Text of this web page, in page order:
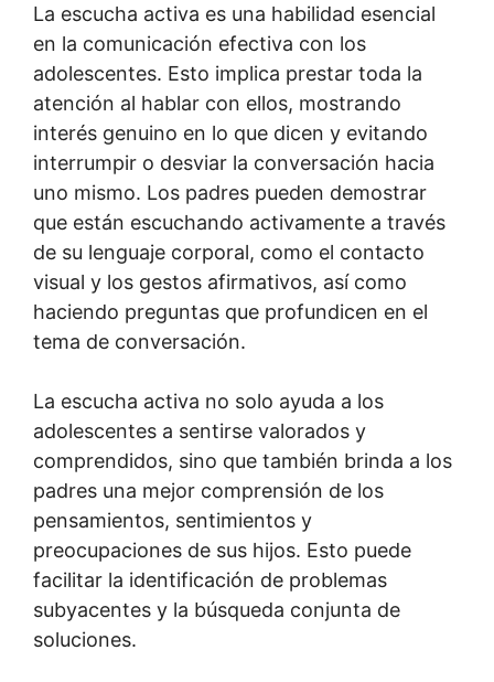
La escucha activa es una habilidad esencial
en la comunicación efectiva con los
adolescentes. Esto implica prestar toda la
atención al hablar con ellos, mostrando
interés genuino en lo que dicen y evitando
interrumpir o desviar la conversación hacia
uno mismo. Los padres pueden demostrar
que están escuchando activamente a través
de su lenguaje corporal, como el contacto
visual y los gestos afirmativos, así como
haciendo preguntas que profundicen en el
tema de conversación.
La escucha activa no solo ayuda a los
adolescentes a sentirse valorados y
comprendidos, sino que también brinda a los
padres una mejor comprensión de los
pensamientos, sentimientos y
preocupaciones de sus hijos. Esto puede
facilitar la identificación de problemas
subyacentes y la búsqueda conjunta de
soluciones.